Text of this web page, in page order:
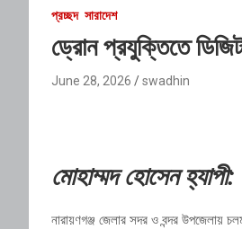
প্রচ্ছদ সারাদেশ
ড্রোন প্রযুক্তিতে
June 28, 2026 swadhin
মোহাম্মদ হোসেন হ্যাপী:
নারায়ণগঞ্জ জেলার সদর ও বন্দর উপজেলায়